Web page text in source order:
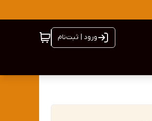
ورود | ثبت‌نام